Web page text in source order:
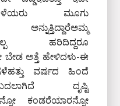
ಮೂಗು
ಅನ್ನುತ್ತಿದ್ದಾರೆಅಮ್ಮ
ಹರಿದಿದ್ದರೂ
ಬೇಡ ಅತ್ತೆ ಹೇಳಿದಳು-ಈ
ವರ್ಷದ ಹಿಂದೆ
ದೃಷ್ಟಿ
ಕಂಡರೆಯಾರನ್ನೋ